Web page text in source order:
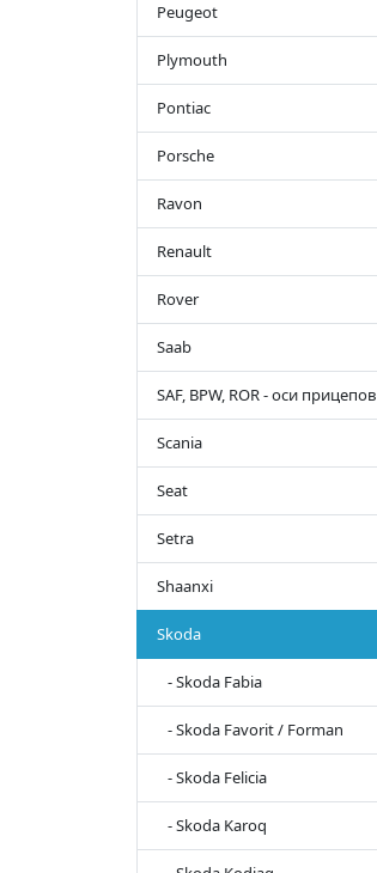
Peugeot
Plymouth
Pontiac
Porsche
Ravon
Renault
Rover
Saab
SAF, BPW, ROR - оси прицепов
Scania
Seat
Setra
Shaanxi
Skoda
- Skoda Fabia
- Skoda Favorit / Forman
- Skoda Felicia
- Skoda Karoq